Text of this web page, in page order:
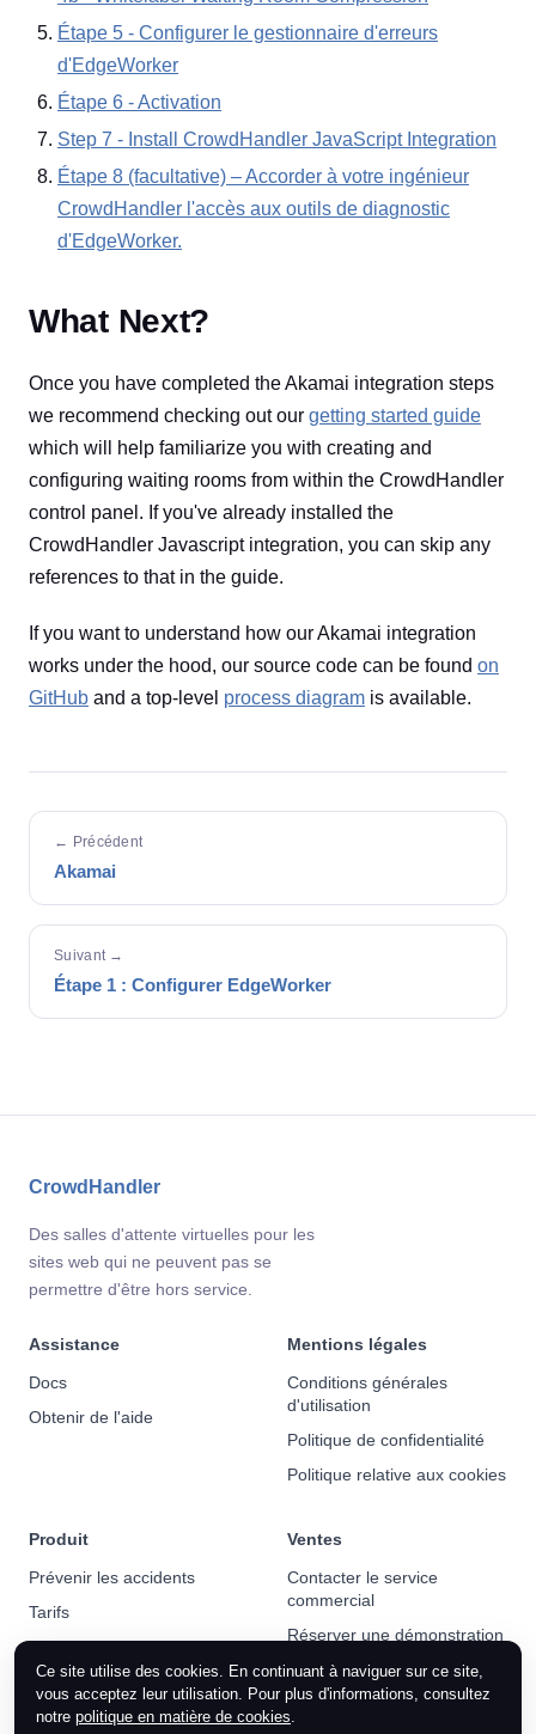
Étape 5 - Configurer le gestionnaire d'erreurs
d'EdgeWorker
Étape 6 - Activation
Step 7 - Install CrowdHandler JavaScript Integration
Étape 8 (facultative) – Accorder à votre ingénieur
CrowdHandler l'accès aux outils de diagnostic
d'EdgeWorker.
What Next?
Once you have completed the Akamai integration steps
we recommend checking out our getting started guide
which will help familiarize you with creating and
configuring waiting rooms from within the CrowdHandler
control panel. If you've already installed the
CrowdHandler Javascript integration, you can skip any
references to that in the guide.
If you want to understand how our Akamai integration
works under the hood, our source code can be found on
GitHub and a top-level process diagram is available.
← Précédent
Akamai
Suivant →
Étape 1 : Configurer EdgeWorker
CrowdHandler
Des salles d'attente virtuelles pour les
sites web qui ne peuvent pas se
permettre d'être hors service.
Assistance
Docs
Obtenir de l'aide
Mentions légales
Conditions générales
d'utilisation
Politique de confidentialité
Politique relative aux cookies
Produit
Prévenir les accidents
Tarifs
Actualités
Ventes
Contacter le service
commercial
Réserver une démonstration
Ce site utilise des cookies. En continuant à naviguer sur ce site,
vous acceptez leur utilisation. Pour plus d'informations, consultez
notre politique en matière de cookies.